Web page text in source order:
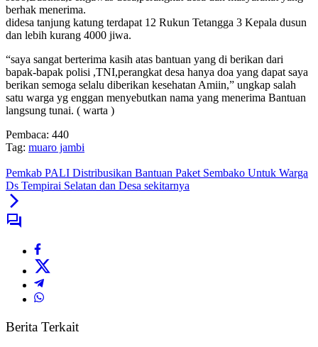
berhak menerima.
didesa tanjung katung terdapat 12 Rukun Tetangga 3 Kepala dusun
dan lebih kurang 4000 jiwa.
“saya sangat berterima kasih atas bantuan yang di berikan dari
bapak-bapak polisi ,TNI,perangkat desa hanya doa yang dapat saya
berikan semoga selalu diberikan kesehatan Amiin,” ungkap salah
satu warga yg enggan menyebutkan nama yang menerima Bantuan
langsung tunai. ( warta )
Pembaca: 440
Tag: muaro jambi
Pemkab PALI Distribusikan Bantuan Paket Sembako Untuk Warga
Ds Tempirai Selatan dan Desa sekitarnya
Berita Terkait